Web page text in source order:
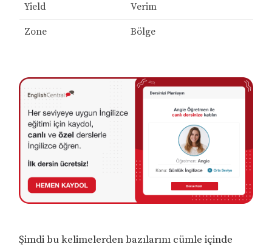
Yield Verim
Zone Bölge
Şimdi bu kelimelerden bazılarını cümle içinde